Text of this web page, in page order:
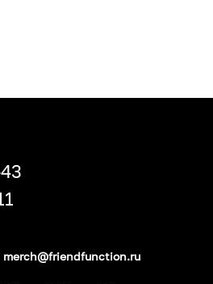
merch@friendfunction.ru